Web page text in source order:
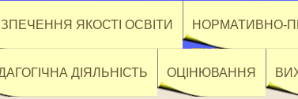
ЯКОСТІ ОСВІТИ НОРМАТИВНО-
ДІЯЛЬНІСТЬ ОЦІНЮВАННЯ